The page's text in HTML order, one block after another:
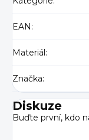
EAN:
Materiál:
Značka:
Diskuze
Buďte první, kdo